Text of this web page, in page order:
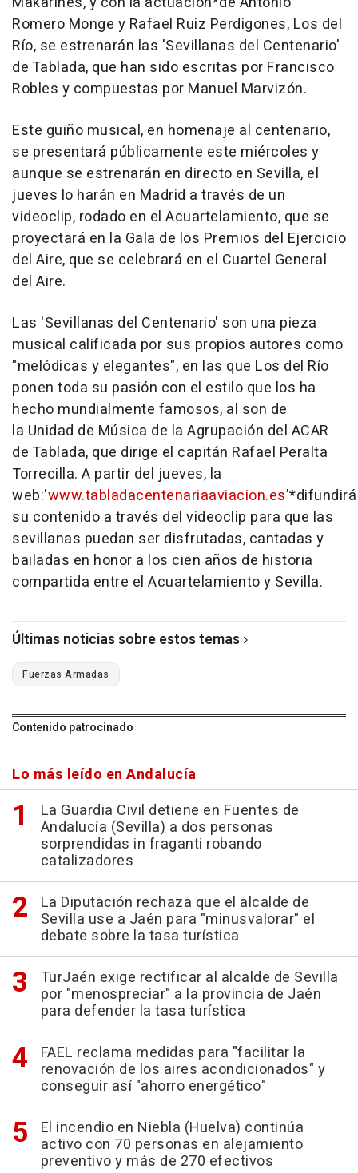
Romero Monge y Rafael Ruiz Perdigones, Los del
Río, se estrenarán las 'Sevillanas del Centenario'
de Tablada, que han sido escritas por Francisco
Robles y compuestas por Manuel Marvizón.
Este guiño musical, en homenaje al centenario,
se presentará públicamente este miércoles y
aunque se estrenarán en directo en Sevilla, el
jueves lo harán en Madrid a través de un
videoclip, rodado en el Acuartelamiento, que se
proyectará en la Gala de los Premios del Ejercicio
del Aire, que se celebrará en el Cuartel General
del Aire.
Las 'Sevillanas del Centenario' son una pieza
musical calificada por sus propios autores como
"melódicas y elegantes", en las que Los del Río
ponen toda su pasión con el estilo que los ha
hecho mundialmente famosos, al son de
la Unidad de Música de la Agrupación del ACAR
de Tablada, que dirige el capitán Rafael Peralta
Torrecilla. A partir del jueves, la
web:'www.tabladacentenariaaviacion.es'*difundirá
su contenido a través del videoclip para que las
sevillanas puedan ser disfrutadas, cantadas y
bailadas en honor a los cien años de historia
compartida entre el Acuartelamiento y Sevilla.
Últimas noticias sobre estos temas
Fuerzas Armadas
Contenido patrocinado
Lo más leído en Andalucía
La Guardia Civil detiene en Fuentes de
Andalucía (Sevilla) a dos personas
sorprendidas in fraganti robando
catalizadores
La Diputación rechaza que el alcalde de
Sevilla use a Jaén para "minusvalorar" el
debate sobre la tasa turística
TurJaén exige rectificar al alcalde de Sevilla
por "menospreciar" a la provincia de Jaén
para defender la tasa turística
FAEL reclama medidas para "facilitar la
renovación de los aires acondicionados" y
conseguir así "ahorro energético"
El incendio en Niebla (Huelva) continúa
activo con 70 personas en alejamiento
preventivo y más de 270 efectivos